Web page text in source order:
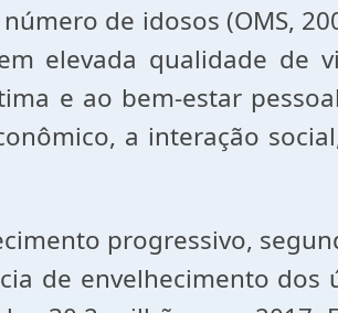
de idosos (OMS,
elevada qualidade de
e ao bem-estar
a interação
progressivo,
de envelhecimento